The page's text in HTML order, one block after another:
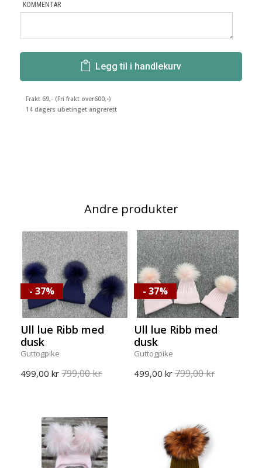
KOMMENTAR
Legg til i handlekurv
Frakt 69,- (Fri frakt over600,-)
14 dagers ubetinget angrerett
Andre produkter
Ull lue Ribb med
dusk
Guttogpike
499,00 kr 799,00 kr
- 37%
Ull lue Ribb med
dusk
Guttogpike
499,00 kr 799,00 kr
- 37%